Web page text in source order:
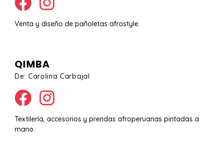
Venta y diseño de pañoletas afrostyle.
QIMBA
De: Carolina Carbajal
Textilería, accesorios y prendas afroperuanas pintadas a
mano.